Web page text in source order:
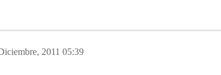
2011 05:39